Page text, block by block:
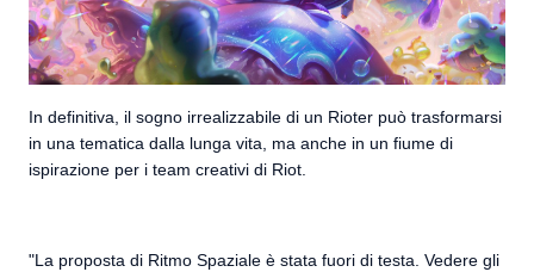
In definitiva, il sogno irrealizzabile di un Rioter può trasformarsi
in una tematica dalla lunga vita, ma anche in un fiume di
ispirazione per i team creativi di Riot.
"La proposta di Ritmo Spaziale è stata fuori di testa. Vedere gli